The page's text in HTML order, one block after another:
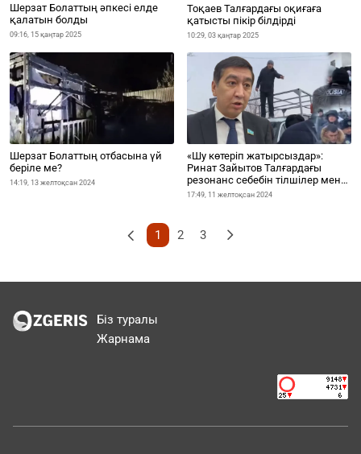
Шерзат Болаттың әпкесі елде
қалатын болды
09:16, 15 қаңтар 2025
Тоқаев Талғардағы оқиғаға
қатысты пікір білдірді
10:29, 03 қаңтар 2025
Шерзат Болаттың отбасына үй
беріле ме?
14:19, 13 желтоқсан 2024
«Шу көтеріп жатырсыздар»:
Ринат Зайытов Талғардағы
резонанс себебін тілшілер мен
блогердерден көрді
17:49, 11 желтоқсан 2024
1 2 3
Біз туралы
Жарнама